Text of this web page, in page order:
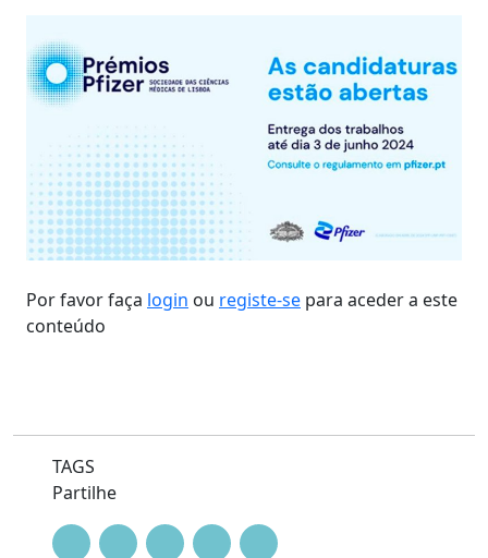
Por favor faça login ou registe-se para aceder a este
conteúdo
TAGS
Partilhe